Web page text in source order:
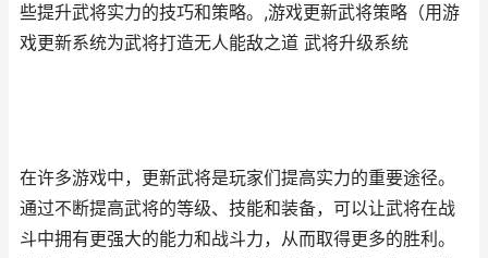
些提升武将实力的技巧和策略。,游戏更新武将策略（用游
戏更新系统为武将打造无人能敌之道 武将升级系统
在许多游戏中，更新武将是玩家们提高实力的重要途径。
通过不断提高武将的等级、技能和装备，可以让武将在战
斗中拥有更强大的能力和战斗力，从而取得更多的胜利。